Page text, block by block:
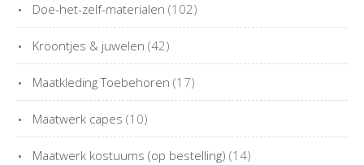
Doe-het-zelf-materialen (102)
Kroontjes & juwelen (42)
Maatkleding Toebehoren (17)
Maatwerk capes (10)
Maatwerk kostuums (op bestelling) (14)